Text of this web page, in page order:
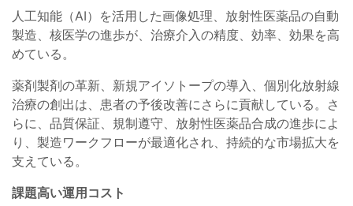
人工知能（AI）を活用した画像処理、放射性医薬品の自動
製造、核医学の進歩が、治療介入の精度、効率、効果を高
めている。
薬剤製剤の革新、新規アイソトープの導入、個別化放射線
治療の創出は、患者の予後改善にさらに貢献している。さ
らに、品質保証、規制遵守、放射性医薬品合成の進歩によ
り、製造ワークフローが最適化され、持続的な市場拡大を
支えている。
課題高い運用コスト